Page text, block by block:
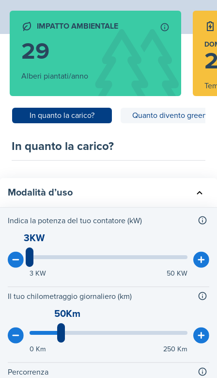
IMPATTO AMBIENTALE
29
Alberi piantati/anno
In quanto la carico? Quanto divento green?
In quanto la carico?
Modalità d’uso
Indica la potenza del tuo contatore (kW)
3KW
3 KW 50 KW
Il tuo chilometraggio giornaliero (km)
50Km
0 Km 250 Km
Percorrenza